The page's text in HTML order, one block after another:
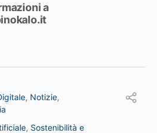
a
, Notizie,
, Sostenibilità e